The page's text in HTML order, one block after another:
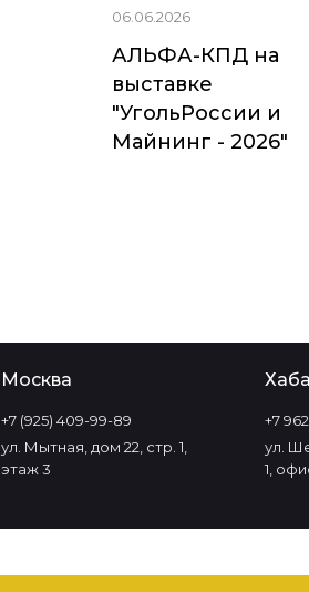
06.06.2026
АЛЬФА-КПД на
выставке
"УгольРоссии и
Майнинг - 2026"
Москва
+7 (925) 409-99-89
ул. Мытная, дом 22, стр. 1,
этаж 3
+7
ул.
1,